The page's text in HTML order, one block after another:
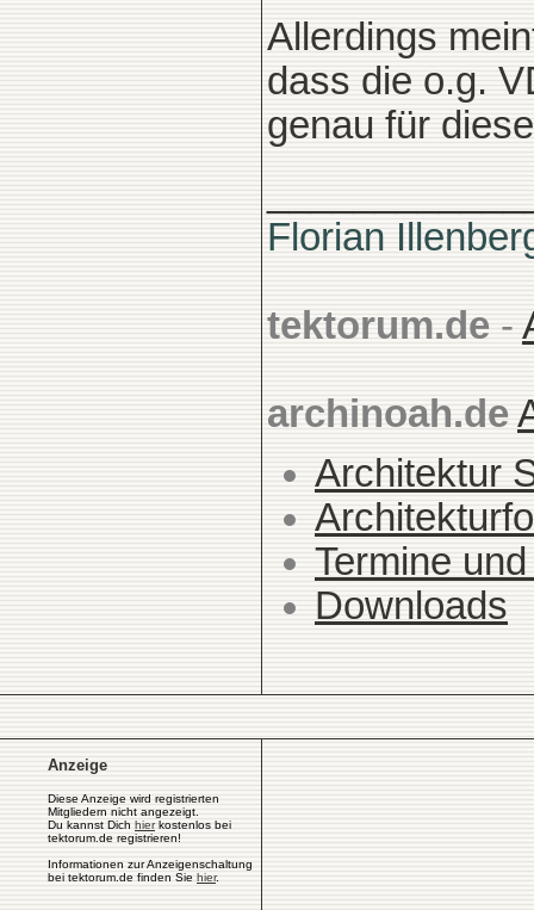
Allerdings
dass die o.g.
genau für
Florian
tektorum.de -
archinoah.de
Architektur
Termine
Downloads
Anzeige
Diese Anzeige wird registrierten
Mitgliedern nicht angezeigt.
Du kannst Dich hierkostenlos bei
tektorum.de registrieren!
Informationen zur Anzeigenschaltung
bei tektorum.de finden Sie hier.